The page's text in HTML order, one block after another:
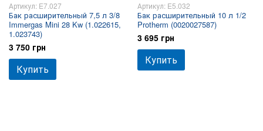
Артикул: E7.027
Бак расширительный 7,5 л 3/8
Immergas Mini 28 Kw (1.022615,
1.023743)
3 750 грн
Купить
Артикул: E5.032
Бак расширительный 10 л 1/2
Protherm (0020027587)
3 695 грн
Купить